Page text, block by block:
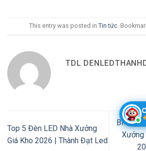
This entry was posted in Tin tức.
TDL
Top 5 Đèn LED Nhà Xưởng
Giá Kho 2026 | Thành Đạt Led
Bí
Xưởng